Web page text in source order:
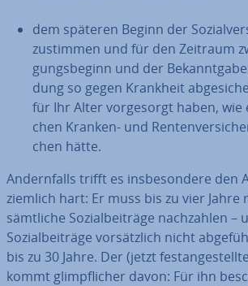
dem späteren Beginn der
zustimmen und für den Zeitraum
gungs­be­ginn und der
dung so gegen Krankheit
für Ihr Alter vor­ge­sorgt haben, wie
chen Kranken- und
chen hätte.
An­dern­falls trifft es ins­be­son­de­re den
ziemlich hart: Er muss bis zu vier Jahre
sämtliche So­zi­al­bei­trä­ge nach­zah­len –
So­zi­al­bei­trä­ge vor­sätz­lich nicht
bis zu 30 Jahre. Der (jetzt
kommt glimpf­li­cher davon: Für ihn